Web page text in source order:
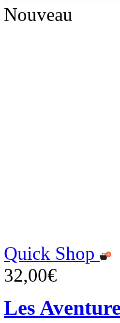
Nouveau
Quick Shop
32,00€
Les